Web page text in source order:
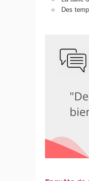
Des